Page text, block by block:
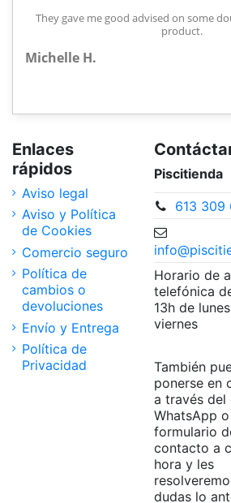
They gave me good advised on some
product.
Michelle H.
Enlaces
rápidos
Aviso legal
Aviso y Política
de Cookies
Comercio seguro
Política de
cambios o
devoluciones
Envío y Entrega
Política de
Privacidad
Piscitienda
613 309
Horario de
telefónica
13h de
viernes
También
ponerse en
a través del
WhatsApp o
formulario
contacto a
hora y les
dudas lo